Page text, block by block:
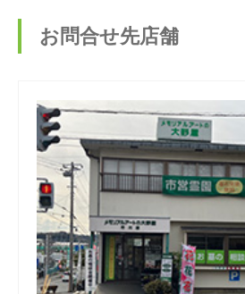
お問合せ先店舗